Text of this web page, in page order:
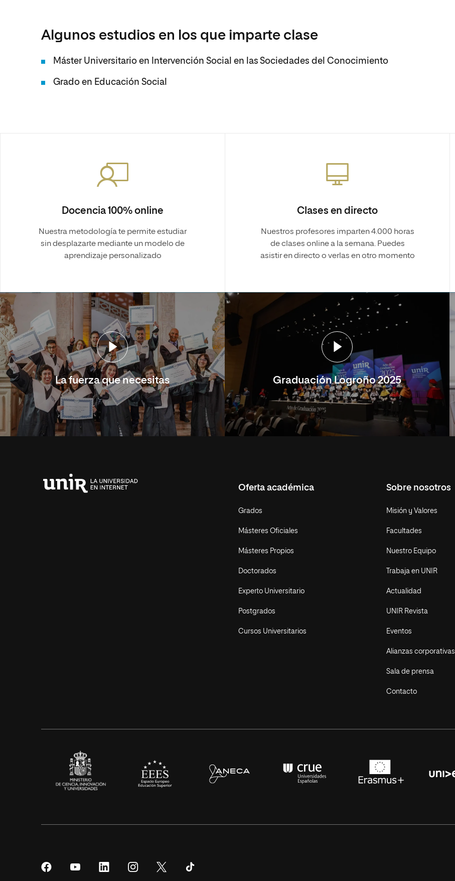
Algunos estudios en los que imparte clase
Máster Universitario en Intervención Social en las Sociedades del Conocimiento
Grado en Educación Social
Docencia 100% online
Nuestra metodología te permite estudiar
sin desplazarte mediante un modelo de
aprendizaje personalizado
Clases en directo
Nuestros profesores imparten 4.000 horas
de clases online a la semana. Puedes
asistir en directo o verlas en otro momento
La fuerza que necesitas Graduación Logroño 2025
Oferta académica
Grados
Másteres Oficiales
Másteres Propios
Doctorados
Experto Universitario
Postgrados
Cursos Universitarios
Sobre nosotros
Misión y Valores
Facultades
Nuestro Equipo
Trabaja en UNIR
Actualidad
UNIR Revista
Eventos
Alianzas corporativas
Sala de prensa
Contacto
SíguenosSíguenos SíguenosSíguenos Síguenos